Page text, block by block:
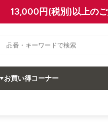
13,000円(税別)以上の
お買い得コーナー